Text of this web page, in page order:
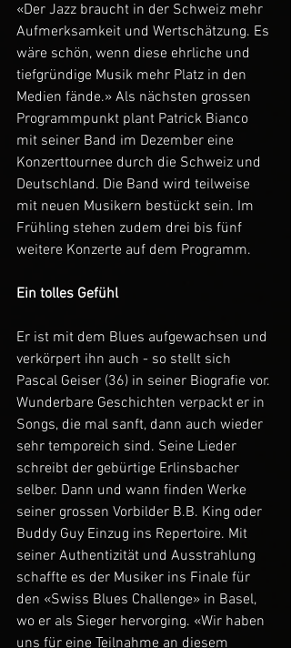
«Der Jazz braucht in der Schweiz mehr
Aufmerksamkeit und Wertschätzung. Es
wäre schön, wenn diese ehrliche und
tiefgründige Musik mehr Platz in den
Medien fände.» Als nächsten grossen
Programmpunkt plant Patrick Bianco
mit seiner Band im Dezember eine
Konzerttournee durch die Schweiz und
Deutschland. Die Band wird teilweise
mit neuen Musikern bestückt sein. Im
Frühling stehen zudem drei bis fünf
weitere Konzerte auf dem Programm.
Ein tolles Gefühl
Er ist mit dem Blues aufgewachsen und
verkörpert ihn auch - so stellt sich
Pascal Geiser (36) in seiner Biografie vor.
Wunderbare Geschichten verpackt er in
Songs, die mal sanft, dann auch wieder
sehr temporeich sind. Seine Lieder
schreibt der gebürtige Erlinsbacher
selber. Dann und wann finden Werke
seiner grossen Vorbilder B.B. King oder
Buddy Guy Einzug ins Repertoire. Mit
seiner Authentizität und Ausstrahlung
schaffte es der Musiker ins Finale für
den «Swiss Blues Challenge» in Basel,
wo er als Sieger hervorging. «Wir haben
uns für eine Teilnahme an diesem